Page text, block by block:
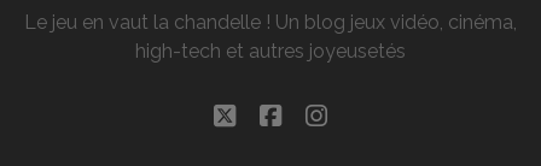
Le jeu en vaut la chandelle ! Un blog jeux vidéo, cinéma,
high-tech et autres joyeusetés
twitterfacebookinstagram